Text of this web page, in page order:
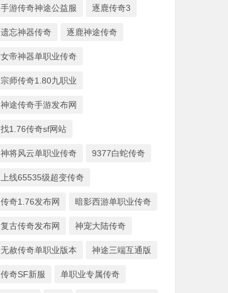
手游传奇神途公益服 逐鹿传奇3
遗忘神器传奇 逐鹿神途传奇
女帝神器单职业传奇
宗师传奇1.80九职业
神途传奇手游发布网
找1.76传奇sf网站
神将风云单职业传奇 9377白蛇传奇
上线65535级超变传奇
传奇1.76发布网 暗影西游单职业传奇
复古传奇发布网 神宠大陆传奇
无赦传奇单职业版本 神途三端互通版
传奇SF新服 单职业专属传奇